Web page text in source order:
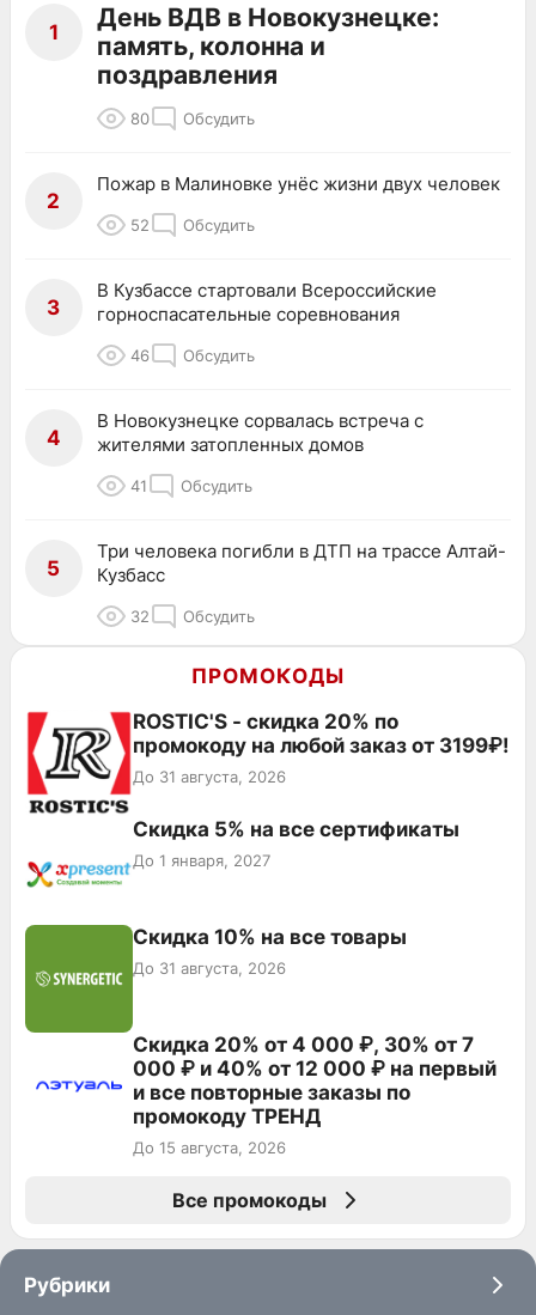
1
День ВДВ в Новокузнецке:
память, колонна и
поздравления
80 Обсудить
2
Пожар в Малиновке унёс жизни двух человек
52 Обсудить
3
В Кузбассе стартовали Всероссийские
горноспасательные соревнования
46 Обсудить
4
В Новокузнецке сорвалась встреча с
жителями затопленных домов
41 Обсудить
5
Три человека погибли в ДТП на трассе Алтай-
Кузбасс
32 Обсудить
ПРОМОКОДЫ
ROSTIC'S - скидка 20% по
промокоду на любой заказ от 3199₽!
До 31 августа, 2026
Скидка 5% на все сертификаты
До 1 января, 2027
Скидка 10% на все товары
До 31 августа, 2026
Скидка 20% от 4 000 ₽, 30% от 7
000 ₽ и 40% от 12 000 ₽ на первый
и все повторные заказы по
промокоду ТРЕНД
До 15 августа, 2026
Все промокоды
Рубрики